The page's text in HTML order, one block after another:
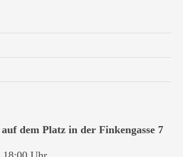
dem Platz in der Finkengasse 7